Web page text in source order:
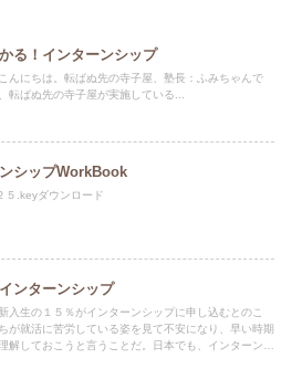
る！インターンシップ
んにちは。転ばぬ先の寺子屋、塾長：ふみちゃんで
転ばぬ先の寺子屋が実施している...
シップWorkBook
５.keyダウンロード
ンターンシップ
入生の１５％がインターンシップに申し込むとのこ
が就活に苦労している姿を見て不安になり、早い時期
解しておこうと言うことだ。日本でも、インターンシ